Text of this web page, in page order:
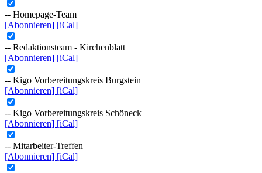
-- Homepage-Team
[Abonnieren] [iCal]
-- Redaktionsteam - Kirchenblatt
[Abonnieren] [iCal]
-- Kigo Vorbereitungskreis Burgstein
[Abonnieren] [iCal]
-- Kigo Vorbereitungskreis Schöneck
[Abonnieren] [iCal]
-- Mitarbeiter-Treffen
[Abonnieren] [iCal]